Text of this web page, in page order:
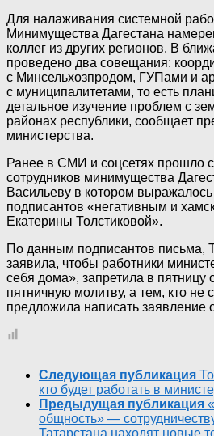
Для налаживания системной
Минимущества Дагестана
коллег из других регионов. В
проведено два совещания:
с Минсельхозпродом, ГУПами и
с муниципалитетами, то есть
детальное изучение проблем с
районах республики, сообщает
министерства.
Ранее в СМИ и соцсетях прошло
сотрудников минимущества
Васильеву в котором
подписантов «негативным и
Екатерины Толстиковой».
По данным подписантов письма,
заявила, чтобы работники
себя дома», запретила в пятницу
пятничную молитву, а тем, кто не
предложила написать заявление
Следующая публикация
кто будет работать в
Предыдущая публикация
общность» —